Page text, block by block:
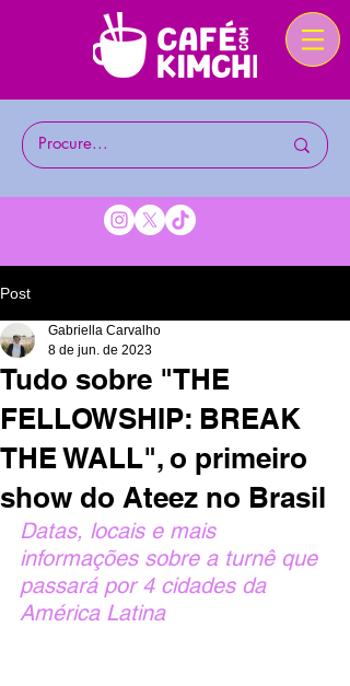
Post
Tudo sobre "THE
FELLOWSHIP: BREAK
THE WALL", o primeiro
show do Ateez no Brasil
Gabriella Carvalho
8 de jun. de 2023
Datas, locais e mais
informações sobre a turnê que
passará por 4 cidades da
América Latina